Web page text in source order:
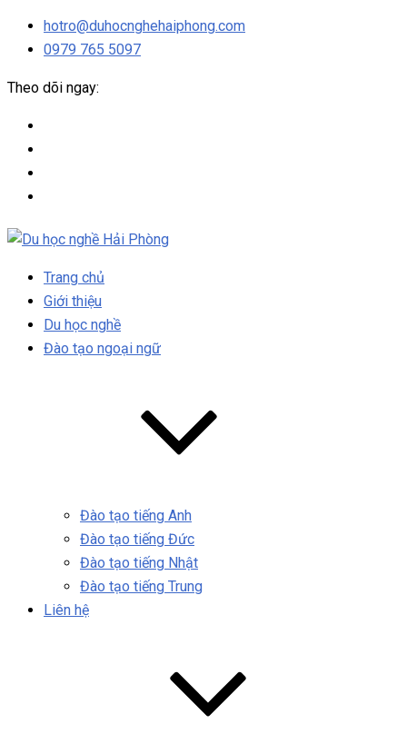
hotro@duhocnghehaiphong.com
0979 765 5097
Theo dõi ngay:
Trang chủ
Giới thiệu
Du học nghề
Đào tạo ngoại ngữ
Đào tạo tiếng Anh
Đào tạo tiếng Đức
Đào tạo tiếng Nhật
Đào tạo tiếng Trung
Liên hệ